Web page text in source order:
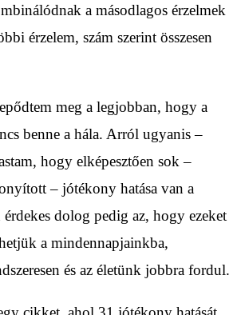
a másodlagos érzelmek
érzelem, szám szerint összesen
meg a legjobban, hogy a
benne a hála. Arról ugyanis –
hogy elképesztően sok –
– jótékony hatása van a
dolog pedig az, hogy ezeket
a mindennapjainkba,
és az életünk jobbra fordul.